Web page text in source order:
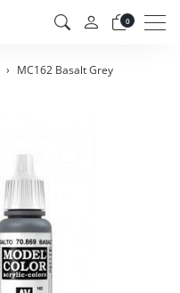
0
MC162 Basalt Grey